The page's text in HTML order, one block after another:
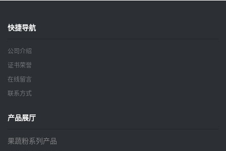
快捷导航
公司介绍
证书荣誉
在线留言
联系方式
产品展厅
果蔬粉系列产品